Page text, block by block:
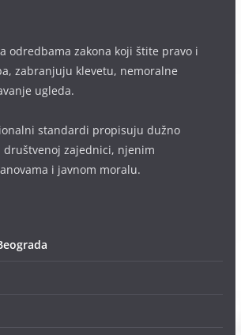
odredbama zakona koji štite pravo i
zabranjuju klevetu, nemoralne
ugleda.
standardi propisuju dužno
društvenoj zajednici, njenim
i javnom moralu.